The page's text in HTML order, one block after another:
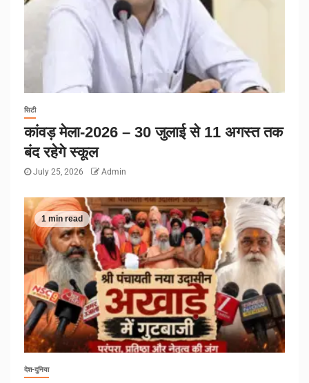
सिटी
कांवड़ मेला-2026 – 30 जुलाई से 11 अगस्त तक
बंद रहेगे स्कूल
July 25, 2026 Admin
1 min read
देश-दुनिया